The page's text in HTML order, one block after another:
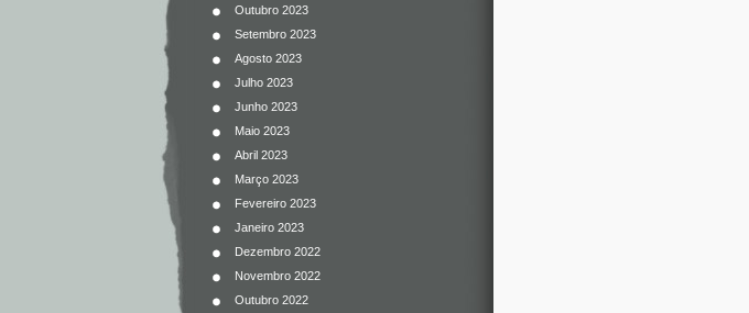
Outubro 2023
Setembro 2023
Agosto 2023
Julho 2023
Junho 2023
Maio 2023
Abril 2023
Março 2023
Fevereiro 2023
Janeiro 2023
Dezembro 2022
Novembro 2022
Outubro 2022